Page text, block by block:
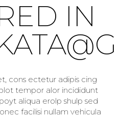
IN
cons ectetur adipis cing
tempor alor incididunt
aliqua erolp shulp sed
facilisi nullam vehicula